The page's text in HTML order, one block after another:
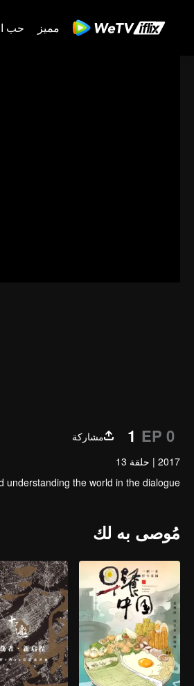
مميز حب
1 EP 0
مشاركة
2017
| حلقة 13
the world in the dialogue.
مُوصى به لك